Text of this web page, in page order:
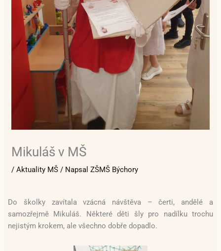
Mikuláš v MŠ
/Aktuality MŠ / NapsalZŠMŠ Býchory
Do školky zavítala vzácná návštěva – čerti, andělé a
samozřejmě Mikuláš. Některé děti šly pro nadílku trochu
nejistým krokem, ale všechno dobře dopadlo.